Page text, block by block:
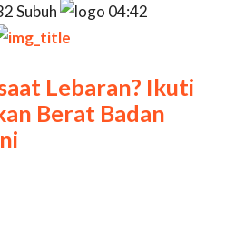
Subuh
04:42
Lebaran? Ikuti
Berat Badan